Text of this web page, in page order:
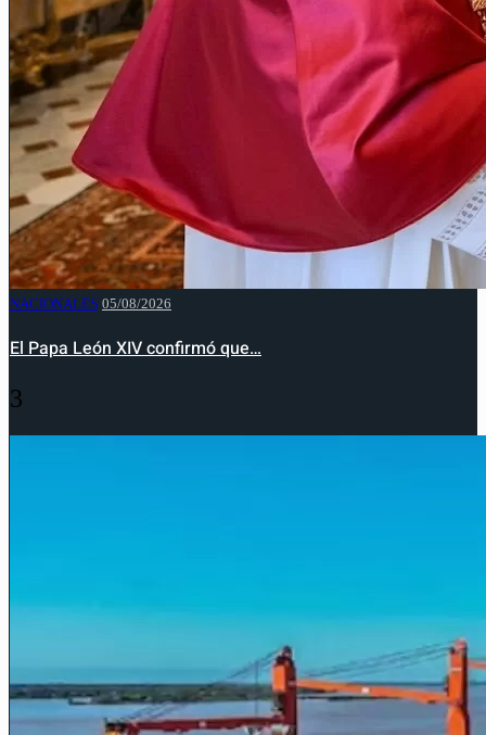
NACIONALES 05/08/2026
El Papa León XIV confirmó que…
3